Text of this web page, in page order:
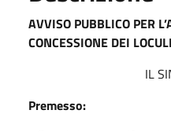
AVVISO PUBBLICO PER
CONCESSIONE DEI
IL
Premesso: